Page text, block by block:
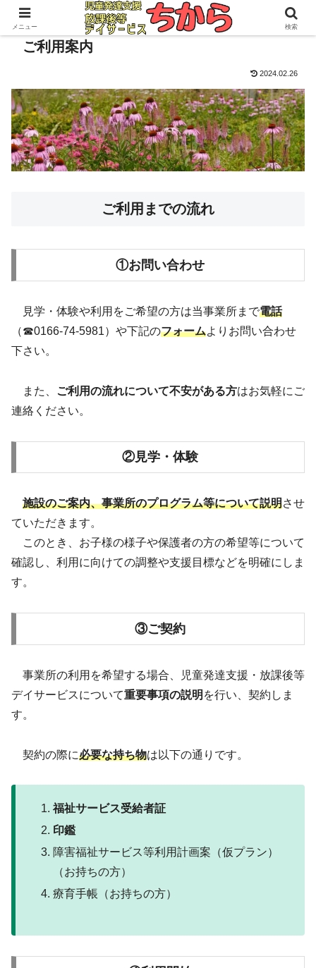
ご利用案内
2024.02.26
ご利用までの流れ
①お問い合わせ
見学・体験や利用をご希望の方は当事業所まで電話
（☎0166-74-5981）や下記のフォームよりお問い合わせ
下さい。
また、 ご利用の流れについて不安がある方はお気軽にご
連絡ください。
②見学・体験
施設のご案内、事業所のプログラム等について説明させ
ていただきます。
このとき、お子様の様子や保護者の方の希望等について
確認し、利用に向けての調整や支援目標などを明確にしま
す。
③ご契約
事業所の利用を希望する場合、児童発達支援・放課後等
デイサービスについて重要事項の説明 を行い、契約しま
す。
契約の際に必要な持ち物は以下の通りです。
福祉サービス受給者証
印鑑
障害福祉サービス等利用計画案（仮プラン）
（お持ちの方）
療育手帳（お持ちの方）
メニュー 検索